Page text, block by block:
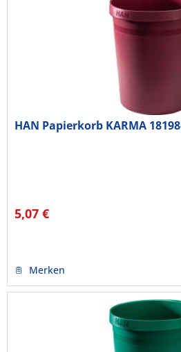
HAN Papierkorb KARMA
5,07 €
Merken